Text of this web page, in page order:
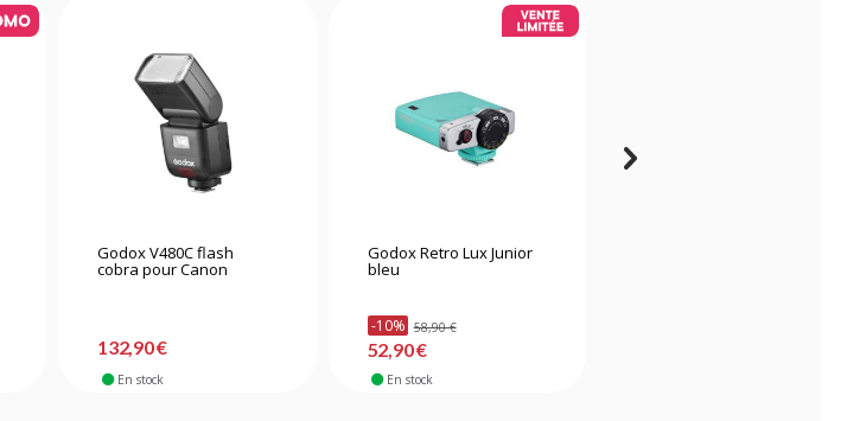
Godox V480C flash
cobra pour Canon
132,90 €
En stock
Godox Retro Lux Junior
bleu
-10% 58,90 €
52,90 €
En stock